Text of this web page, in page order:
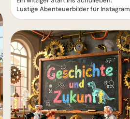
Lustige Abenteuerbilder für Instagram